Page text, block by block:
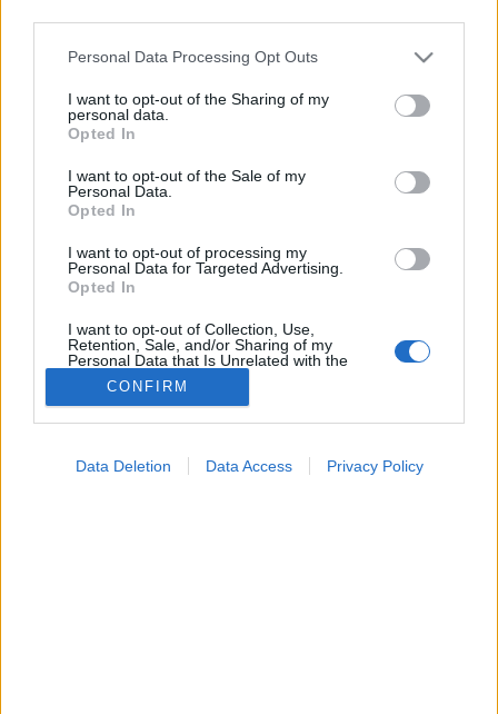
Please note that this website/app uses one or more Google
not limited to your visit or usage behaviour. You may click to
grant or deny consent to Google and its third-party tags to
use your data for below specified purposes in below Google
consent section.
Personal Data Processing Opt Outs
I want to opt-out of the Sharing of my
personal data.
Opted In
I want to opt-out of the Sale of my
Personal Data.
Opted In
I want to opt-out of processing my
Personal Data for Targeted Advertising.
Opted In
I want to opt-out of Collection, Use,
Retention, Sale, and/or Sharing of my
Personal Data that Is Unrelated with the
Purposes for which it was collected.
Opted Out
CONFIRM
Data Deletion Data Access Privacy Policy
Kutatás
Betegségek A-Z
Tünet
Kezelés
Életmódváltás
Kutatás
Prevenció
Hírek
Videók
Kisállatok egészsége
#orvosmeteorológia #vérnyomás #stroke#rákbetegség
#ekcéma
#herpesz